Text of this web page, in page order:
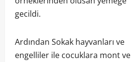
gecildi.
Ardından Sokak hayvanları ve
engelliler ile cocuklara mont ve